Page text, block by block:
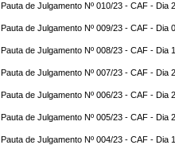
Pauta de Julgamento Nº 010/23 - CAF - Dia
Pauta de Julgamento Nº 009/23 - CAF - Dia
Pauta de Julgamento Nº 008/23 - CAF - Dia
Pauta de Julgamento Nº 007/23 - CAF - Dia
Pauta de Julgamento Nº 006/23 - CAF - Dia
Pauta de Julgamento Nº 005/23 - CAF - Dia
Pauta de Julgamento Nº 004/23 - CAF - Dia